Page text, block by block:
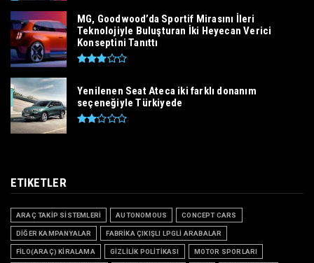
MG, Goodwood’da Sportif Mirasını İleri
Teknolojiyle Buluşturan İki Heyecan Verici
Konseptini Tanıttı
Yenilenen Seat Ateca iki farklı donanım
seçeneğiyle Türkiyede
ETIKETLER
ARAÇ TAKİP SİSTEMLERİ AUTONOMOUS CONCEPT CARS
DİĞER KAMPANYALAR FABRİKA ÇIKIŞLI LPGLİ ARABALAR
FİLO(ARAÇ) KİRALAMA GİZLİLİK POLİTİKASI MOTOR SPORLARI